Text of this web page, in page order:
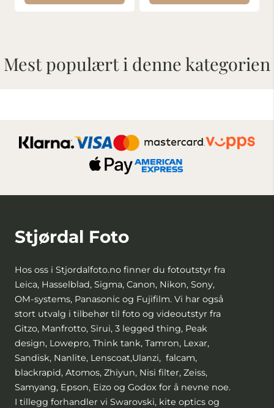
Mest populært i denne kategorien
Stjørdal Foto
Hos oss i Stjordalfoto.no finner du fotoutstyr fra
Leica, Hasselblad, Sigma, Canon, Nikon, Sony,
OM-systems, Panasonic og Fujifilm. Vi har også
stort utvalg i tilbehør til foto og videoutstyr fra
Gitzo, Manfrotto, Sirui, 3 legged thing, Peak
design, Lowepro, Think tank, Tamron, Lexar,
Sandisk, Nanlite, Lenscoat,Ulanzi, falcam,
blackrapid, Atomos, Zhiyun, Nisi filter, Zeiss,
Samyang, Epson, Eizo og Godox for å nevne noe.
I tillegg forhandler vi Swarovski, kite optics og